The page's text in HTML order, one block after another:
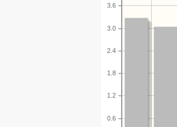
0.6
1.2
1.8
2.4
3.0
3.6